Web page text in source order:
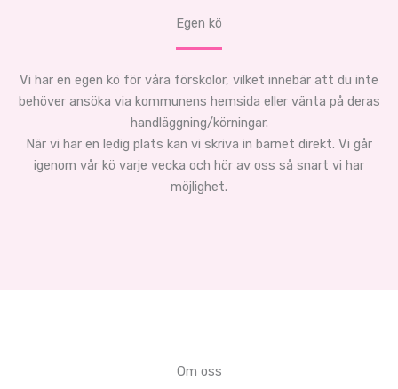
Egen kö
Vi har en egen kö för våra förskolor, vilket innebär att du inte
behöver ansöka via kommunens hemsida eller vänta på deras
handläggning/körningar.
När vi har en ledig plats kan vi skriva in barnet direkt. Vi går
igenom vår kö varje vecka och hör av oss så snart vi har
möjlighet.
Om oss